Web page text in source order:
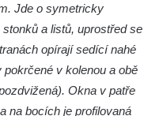
Jde o symetricky
a listů, uprostřed se
opírají sedící nahé
v kolenou a obě
Okna v patře
na bocích je profilovaná